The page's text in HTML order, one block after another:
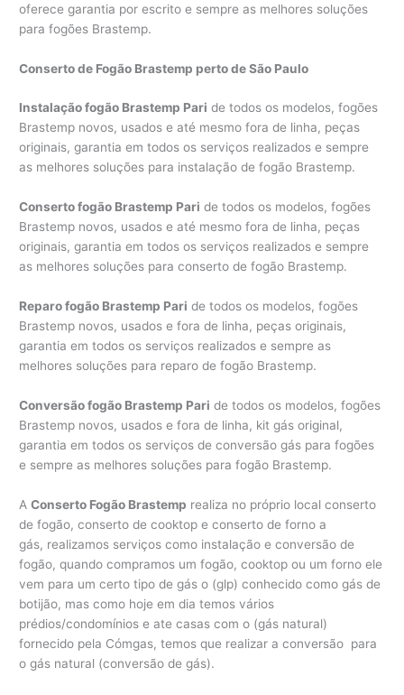
oferece garantia por escrito e sempre as melhores soluções
para fogões Brastemp.
Conserto de Fogão Brastemp perto de São Paulo
Instalação fogão Brastemp Pari de todos os modelos, fogões
Brastemp novos, usados e até mesmo fora de linha, peças
originais, garantia em todos os serviços realizados e sempre
as melhores soluções para instalação de fogão Brastemp.
Conserto fogão Brastemp Pari de todos os modelos, fogões
Brastemp novos, usados e até mesmo fora de linha, peças
originais, garantia em todos os serviços realizados e sempre
as melhores soluções para conserto de fogão Brastemp.
Reparo fogão Brastemp Pari de todos os modelos, fogões
Brastemp novos, usados e fora de linha, peças originais,
garantia em todos os serviços realizados e sempre as
melhores soluções para reparo de fogão Brastemp.
Conversão fogão Brastemp Pari de todos os modelos, fogões
Brastemp novos, usados e fora de linha, kit gás original,
garantia em todos os serviços de conversão gás para fogões
e sempre as melhores soluções para fogão Brastemp.
AConserto Fogão Brastemp realiza no próprio local conserto
de fogão, conserto de cooktop e conserto de forno a
gás, realizamos serviços como instalação e conversão de
fogão, quando compramos um fogão, cooktop ou um forno ele
vem para um certo tipo de gás o (glp) conhecido como gás de
botijão, mas como hoje em dia temos vários
prédios/condomínios e ate casas com o (gás natural)
fornecido pela Cómgas, temos que realizar a conversão para
o gás natural (conversão de gás).